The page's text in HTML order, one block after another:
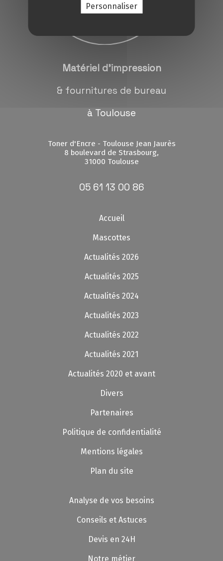
Matériel d'impression
& fournitures de bureau
à Toulouse
Toner d'Encre - Toulouse Jean Jaurès
8 boulevard de Strasbourg,
31000 Toulouse
05 61 13 00 86
Accueil
Mascottes
Actualités 2026
Actualités 2025
Actualités 2024
Actualités 2023
Actualités 2022
Actualités 2021
Actualités 2020 et avant
Divers
Partenaires
Politique de confidentialité
Mentions légales
Plan du site
Analyse de vos besoins
Conseils et Astuces
Devis en 24H
Notre métier
Personnaliser